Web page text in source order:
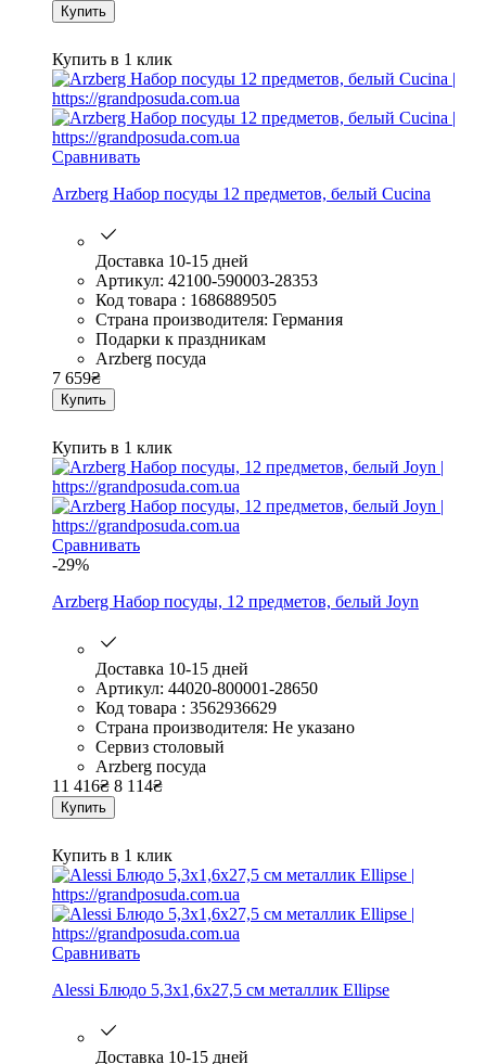
Купить
Купить в 1 клик
Сравнивать
Arzberg Набор посуды 12 предметов, белый Cucina
Доставка 10-15 дней
Артикул: 42100-590003-28353
Код товара : 1686889505
Страна производителя: Германия
Подарки к праздникам
Arzberg посуда
7 659₴
Купить
Купить в 1 клик
Сравнивать
-29%
Arzberg Набор посуды, 12 предметов, белый Joyn
Доставка 10-15 дней
Артикул: 44020-800001-28650
Код товара : 3562936629
Страна производителя: Не указано
Сервиз столовый
Arzberg посуда
11 416₴ 8 114₴
Купить
Купить в 1 клик
Сравнивать
Alessi Блюдо 5,3x1,6x27,5 см металлик Ellipse
Доставка 10-15 дней